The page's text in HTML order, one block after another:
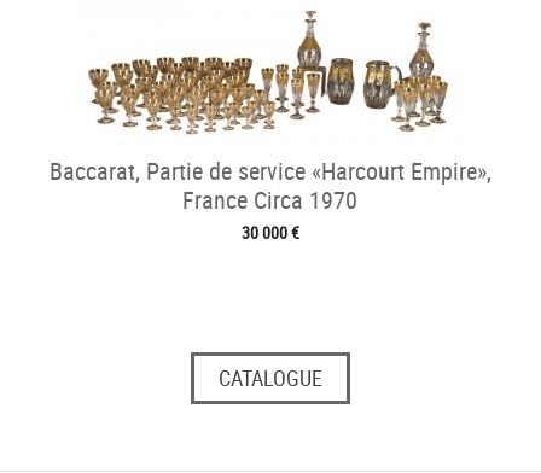
Baccarat, Partie de service «Harcourt Empire»,
France Circa 1970
30 000 €
CATALOGUE